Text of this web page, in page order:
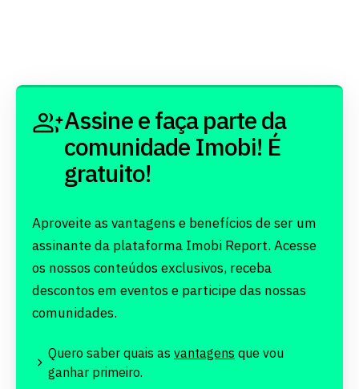
Assine e faça parte da
comunidade Imobi! É
gratuito!
Aproveite as vantagens e benefícios de ser um
assinante da plataforma Imobi Report. Acesse
os nossos conteúdos exclusivos, receba
descontos em eventos e participe das nossas
comunidades.
Quero saber quais as vantagens que vou
ganhar primeiro.